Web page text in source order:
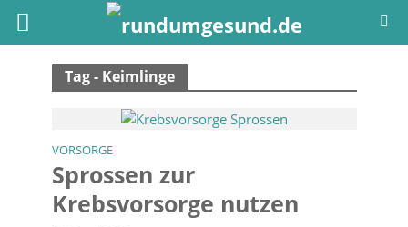
Tag - Keimlinge
VORSORGE
Sprossen zur
Krebsvorsorge nutzen